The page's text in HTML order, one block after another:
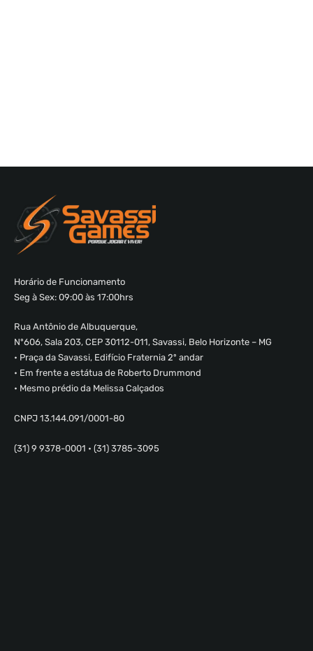
Horário de Funcionamento
Seg à Sex: 09:00 às 17:00hrs
Rua Antônio de Albuquerque,
Nº606, Sala 203, CEP 30112-011, Savassi, Belo Horizonte – MG
• Praça da Savassi, Edifício Fraternia 2º andar
• Em frente a estátua de Roberto Drummond
• Mesmo prédio da Melissa Calçados
CNPJ 13.144.091/0001-80
(31) 9 9378-0001 • (31) 3785-3095